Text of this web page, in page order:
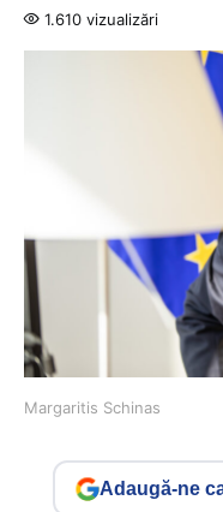
1.610 vizualizări
Margaritis Schinas
Adaugă-ne